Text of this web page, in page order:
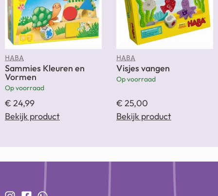
HABA
Sammies Kleuren en
Vormen
Op voorraad
€ 24,99
Bekijk product
HABA
Visjes vangen
Op voorraad
€ 25,00
Bekijk product